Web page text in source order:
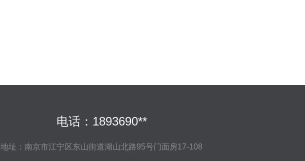
电话：1893690**
地址：南京市江宁区东山街道湖山北路95号门面房17-108